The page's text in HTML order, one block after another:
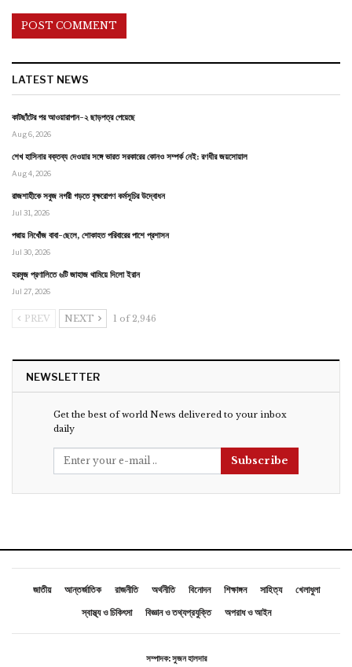
LATEST NEWS
কাটছাঁটের পর আওয়ারাপান-২ ছাড়পত্র পেয়েছে
Aug 6, 2026
শেখ হাসিনার বক্তব্য দেওয়ার সঙ্গে ভারত সরকারের কোনও সম্পর্ক নেই: রণধীর জয়সোয়াল
Aug 4, 2026
রাজশাহীকে সবুজ নগরী গড়তে বৃক্ষরোপণ কর্মসূচির উদ্বোধন
Jul 31, 2026
পদ্মায় নিখোঁজ বাবা-ছেলে, শোকাহত পরিবারের পাশে প্রশাসন
Jul 30, 2026
হরমুজ প্রণালিতে ৬টি জাহাজ থামিয়ে দিলো ইরান
Jul 27, 2026
PREV NEXT 1 of 2,946
NEWSLETTER
Get the best of world News delivered to your inbox
daily
Subscribe
জাতীয় আন্তর্জাতিক রাজনীতি অর্থনীতি বিনোদন শিক্ষাঙ্গন সাহিত্য
খেলাধুলা
স্বাস্থ্য ও চিকিৎসা
বিজ্ঞান ও তথ্যপ্রযুক্তি অপরাধ ও আইন
সম্পাদক: সুজন হালদার